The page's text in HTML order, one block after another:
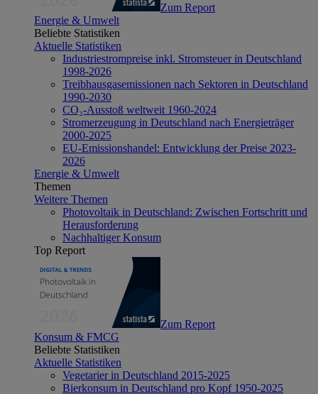
Zum Report
Energie & Umwelt
Beliebte Statistiken
Aktuelle Statistiken
Industriestrompreise inkl. Stromsteuer in Deutschland
1998-2026
Treibhausgasemissionen nach Sektoren in Deutschland
1990-2030
CO₂-Ausstoß weltweit 1960-2024
Stromerzeugung in Deutschland nach Energieträger
2000-2025
EU-Emissionshandel: Entwicklung der Preise 2023-
2026
Energie & Umwelt
Themen
Weitere Themen
Photovoltaik in Deutschland: Zwischen Fortschritt und
Herausforderung
Nachhaltiger Konsum
Top Report
Zum Report
Konsum & FMCG
Beliebte Statistiken
Aktuelle Statistiken
Vegetarier in Deutschland 2015-2025
Bierkonsum in Deutschland pro Kopf 1950-2025